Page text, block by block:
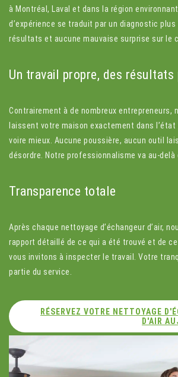
à Montréal, Laval et dans la région
d’expérience se traduit par un diagnostic plus
résultats et aucune mauvaise surprise sur le
Un travail propre, des résultats
Contrairement à de nombreux entrepreneurs,
laissent votre maison exactement dans l’état
voire mieux. Aucune poussière, aucun outil
désordre. Notre professionnalisme va au-delà
Transparence totale
Après chaque nettoyage d’échangeur d’air,
rapport détaillé de ce qui a été trouvé et de
vous invitons à inspecter le travail. Votre
partie du service.
RÉSERVEZ VOTRE NETTOYAGE
D'AIR